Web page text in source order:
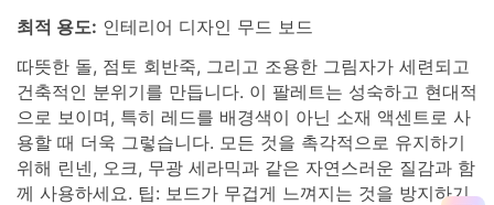
최적 용도: 인테리어 디자인 무드 보드
따뜻한 돌, 점토 회반죽, 그리고 조용한 그림자가 세련되고
건축적인 분위기를 만듭니다. 이 팔레트는 성숙하고 현대적
으로 보이며, 특히 레드를 배경색이 아닌 소재 액센트로 사
용할 때 더욱 그렇습니다. 모든 것을 촉각적으로 유지하기
위해 린넨, 오크, 무광 세라믹과 같은 자연스러운 질감과 함
께 사용하세요. 팁: 보드가 무겁게 느껴지는 것을 방지하기